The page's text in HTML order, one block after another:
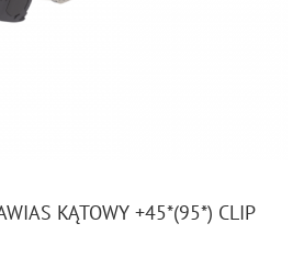
KĄTOWY +45*(95*) CLIP